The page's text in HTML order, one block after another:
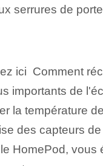
serrures de
ici Comment
importants de
la température
des capteurs
HomePod,